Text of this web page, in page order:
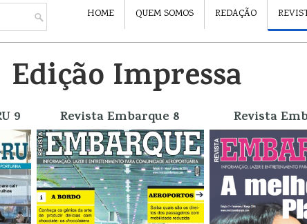
HOME QUEM SOMOS REDAÇÃO
Edição Impressa
9 Revista Embarque 8 Revista